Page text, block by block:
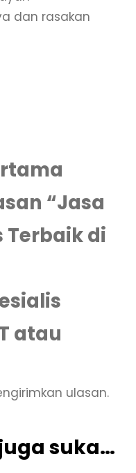
dan rasakan
“Jasa
Terbaik di
atau
ulasan.
suka…